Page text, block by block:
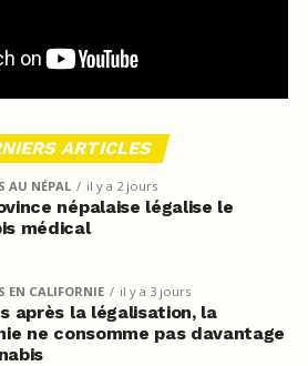
ARTICLES
AU NÉPAL il y a 2 jours
népalaise légalise le
médical
EN CALIFORNIE il y a 3 jours
après la légalisation, la
ne consomme pas davantage